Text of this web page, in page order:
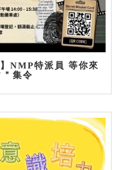
NMP特派員 等你來
集令